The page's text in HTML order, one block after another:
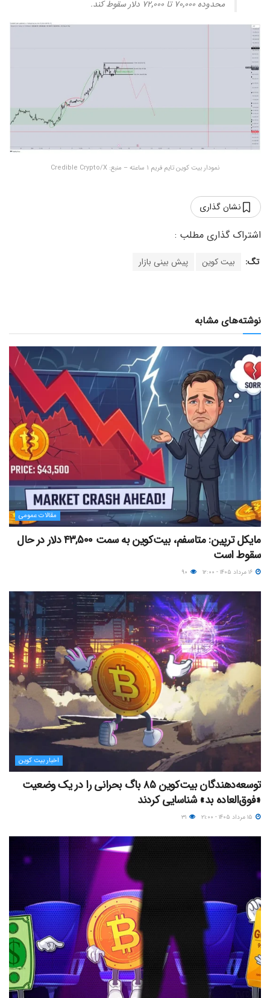
محدوده ۷۰٬۰۰۰ تا ۷۲٬۰۰۰ دلار سقوط کند.
نمودار بیت کوین تایم فریم ۱ ساعته – منبع: Credible Crypto/X
نشان گذاری
تگ: بیت کوین پیش بینی بازار
نوشته‌های مشابه
مقالات عمومی
مایکل ترپین: متاسفم، بیت‌کوین به سمت ۴۳,۵۰۰ دلار در حال
سقوط است
اخبار بیت کوین
توسعه‌دهندگان بیت‌کوین ۸۵ باگ بحرانی را در یک وضعیت
«فوق‌العاده بد» شناسایی کردند